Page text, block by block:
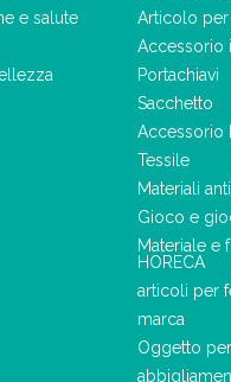
e salute
Articolo per
Accessorio
Portachiavi
Sacchetto
Accessorio
Tessile
Materiali
Gioco e
Materiale e
HORECA
articoli per
marca
Oggetto